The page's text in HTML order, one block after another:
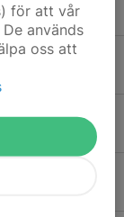
för att vår
används
oss att